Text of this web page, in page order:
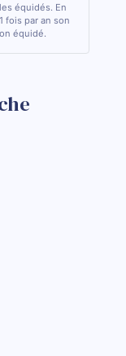
équidés. En
fois par an son
équidé.